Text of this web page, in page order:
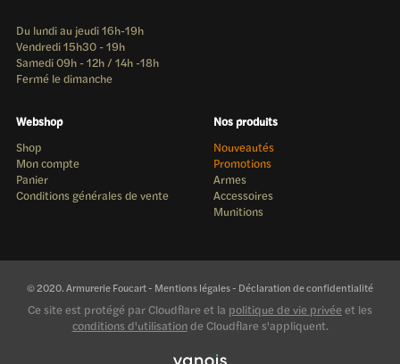
Du lundi au jeudi 16h-19h
Vendredi 15h30 - 19h
Samedi 09h - 12h / 14h -18h
Fermé le dimanche
Webshop
Shop
Mon compte
Panier
Conditions générales de vente
Nos produits
Nouveautés
Promotions
Armes
Accessoires
Munitions
© 2020. Armurerie Foucart - Mentions légales- Déclaration de confidentialité
Ce site est protégé par Cloudflare et la politique de vie privée et les
conditions d'utilisationde Cloudflare s'appliquent.